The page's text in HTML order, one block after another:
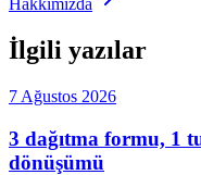
Hakkımızda
İlgili yazılar
7 Ağustos 2026
3 dağıtma formu, 1
dönüşümü